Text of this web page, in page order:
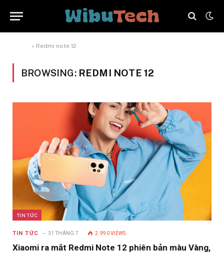
» Redmi note 12
BROWSING: REDMI NOTE 12
TIN TỨC
TIN TỨC 31 THÁNG 7 2.990VIEWS
Xiaomi ra mắt Redmi Note 12 phiên bản màu Vàng,